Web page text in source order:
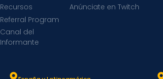
Recursos
Referral Program
Canal del
Informante
Anúnciate en Twitch